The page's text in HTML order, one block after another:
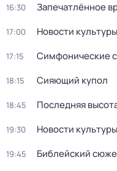
16:30 Запечатлённое
17:00 Новости культуры
17:15 Симфонические
18:15 Сияющий купол
18:45 Последняя
19:30 Новости культуры
19:45 Библейский